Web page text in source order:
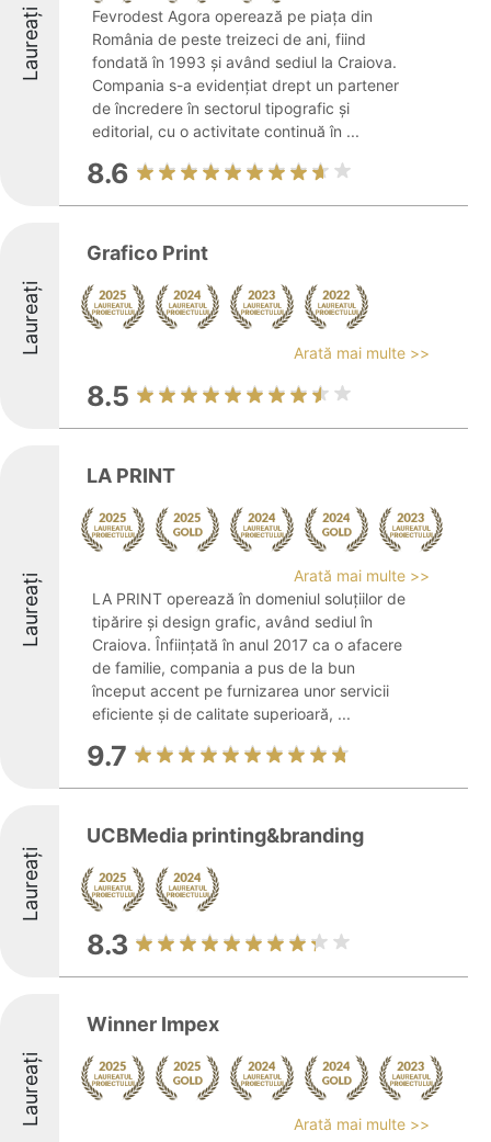
Laureați
Fevrodest Agora operează pe piața din
România de peste treizeci de ani, fiind
fondată în 1993 și având sediul la Craiova.
Compania s-a evidențiat drept un partener
de încredere în sectorul tipografic și
editorial, cu o activitate continuă în ...
8.6
Laureați
Grafico Print
Arată mai multe >>
8.5
Laureați
LA PRINT
Arată mai multe >>
LA PRINT operează în domeniul soluțiilor de
tipărire și design grafic, având sediul în
Craiova. Înființată în anul 2017 ca o afacere
de familie, compania a pus de la bun
început accent pe furnizarea unor servicii
eficiente și de calitate superioară, ...
9.7
Laureați
UCBMedia printing&branding
8.3
Laureați
Winner Impex
Arată mai multe >>